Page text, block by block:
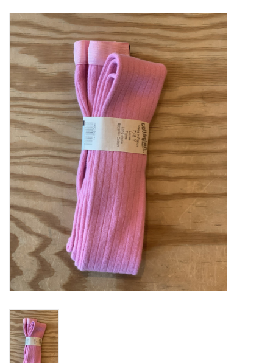
SALTIES
JEUNE PREMIER
SOFTSOLES
ACCESSOIRES
Cartes-cadeaux
MESUREZ LES PIEDS!
#MYCLIENTSARETHECUTEST